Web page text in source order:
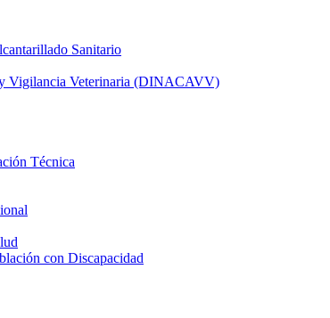
Sanitario
Vigilancia Veterinaria (DINACAVV)
Técnica
con Discapacidad